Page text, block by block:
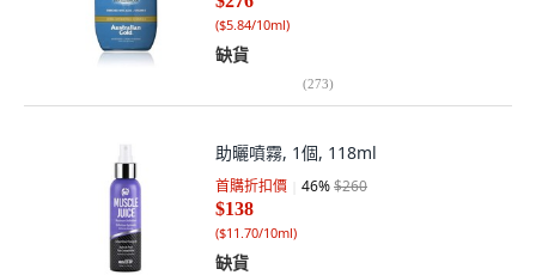
($5.84/10ml)
缺貨
(273)
助曬噴霧, 1個, 118ml
首購折扣價 46%$260
$138
($11.70/10ml)
缺貨